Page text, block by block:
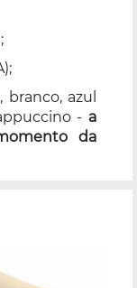
branco, azul
- a
da